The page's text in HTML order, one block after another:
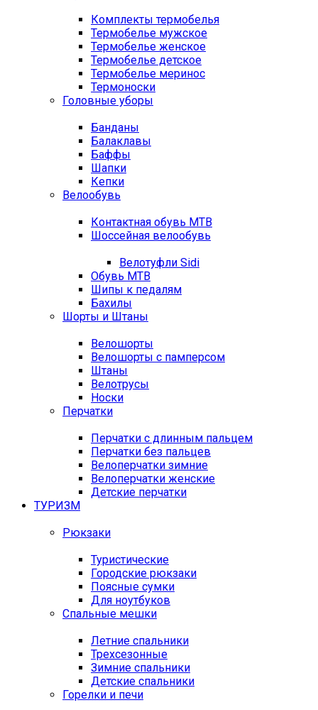
Комплекты термобелья
Термобелье мужское
Термобелье женское
Термобелье детское
Термобелье меринос
Термоноски
Головные уборы
Банданы
Балаклавы
Баффы
Шапки
Кепки
Велообувь
Контактная обувь MTB
Шоссейная велообувь
Велотуфли Sidi
Обувь MTB
Шипы к педалям
Бахилы
Шорты и Штаны
Велошорты
Велошорты с памперсом
Штаны
Велотрусы
Носки
Перчатки
Перчатки с длинным пальцем
Перчатки без пальцев
Велоперчатки зимние
Велоперчатки женские
Детские перчатки
ТУРИЗМ
Рюкзаки
Туристические
Городские рюкзаки
Поясные сумки
Для ноутбуков
Спальные мешки
Летние спальники
Трехсезонные
Зимние спальники
Детские спальники
Горелки и печи